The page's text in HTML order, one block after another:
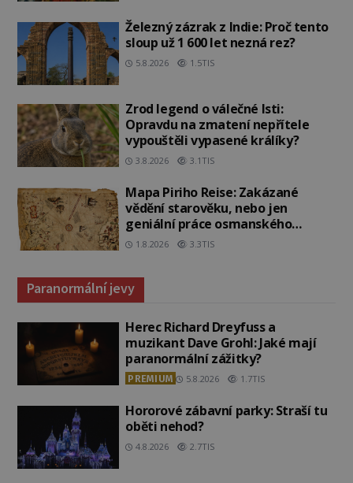
Železný zázrak z Indie: Proč tento
sloup už 1 600 let nezná rez?
5.8.2026 1.5TIS
Zrod legend o válečné lsti:
Opravdu na zmatení nepřítele
vypouštěli vypasené králíky?
3.8.2026 3.1TIS
Mapa Piriho Reise: Zakázané
vědění starověku, nebo jen
geniální práce osmanského
admirála?
1.8.2026 3.3TIS
Paranormální jevy
Herec Richard Dreyfuss a
muzikant Dave Grohl: Jaké mají
paranormální zážitky?
PREMIUM 5.8.2026 1.7TIS
Hororové zábavní parky: Straší tu
oběti nehod?
4.8.2026 2.7TIS